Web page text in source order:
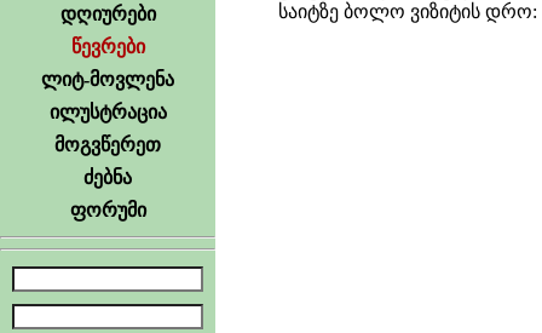
დღიურები
წევრები
ლიტ-მოვლენა
ილუსტრაცია
მოგვწერეთ
ძებნა
ფორუმი
საიტზე ბოლო ვიზიტის დრო: